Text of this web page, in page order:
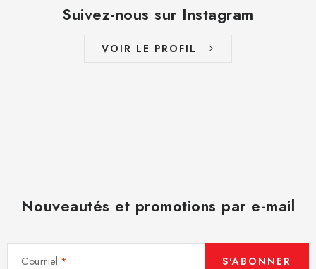
Suivez-nous sur Instagram
VOIR LE PROFIL
Nouveautés et promotions par e-mail
Courriel S'ABONNER